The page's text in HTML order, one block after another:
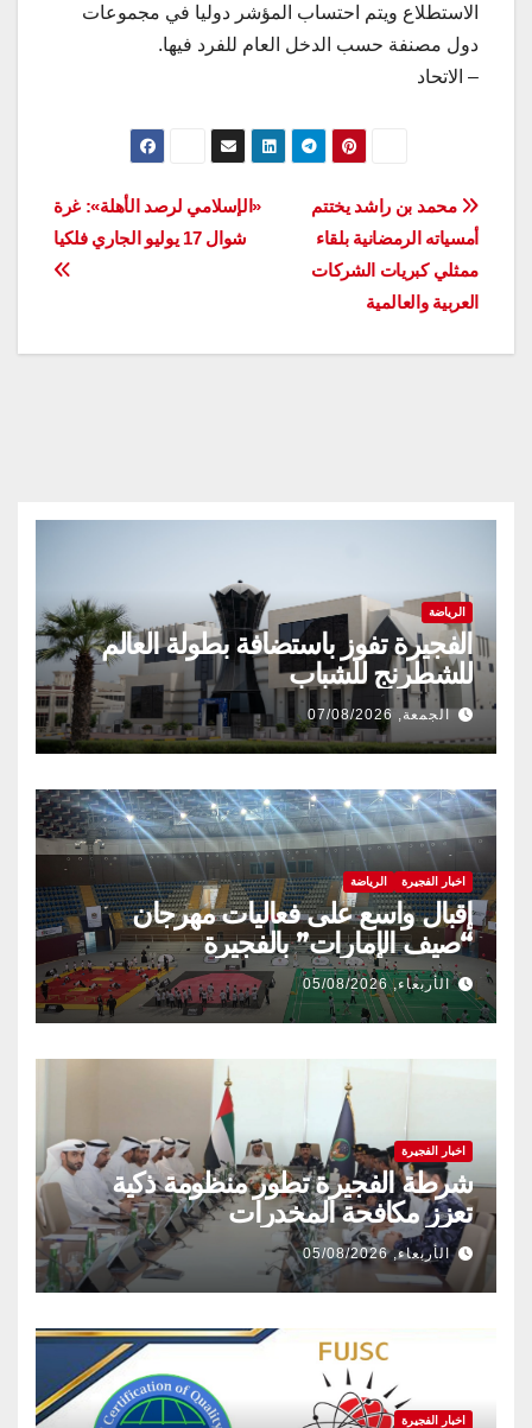
الاستطلاع ويتم احتساب المؤشر دوليا في مجموعات
دول مصنفة حسب الدخل العام للفرد فيها.
– الاتحاد
تصفّح
المقالات
«الإسلامي لرصد الأهلة»: غرة
شوال 17 يوليو الجاري فلكيا
محمد بن راشد يختتم
أمسياته الرمضانية بلقاء
ممثلي كبريات الشركات
العربية والعالمية
الرياضة
الفجيرة تفوز باستضافة بطولة العالم
للشطرنج للشباب
الجمعة, 07/08/2026
اخبار الفجيرة الرياضة
إقبال واسع على فعاليات مهرجان
“صيف الإمارات” بالفجيرة
الأربعاء, 05/08/2026
اخبار الفجيرة
شرطة الفجيرة تطور منظومة ذكية
تعزز مكافحة المخدرات
الأربعاء, 05/08/2026
اخبار الفجيرة